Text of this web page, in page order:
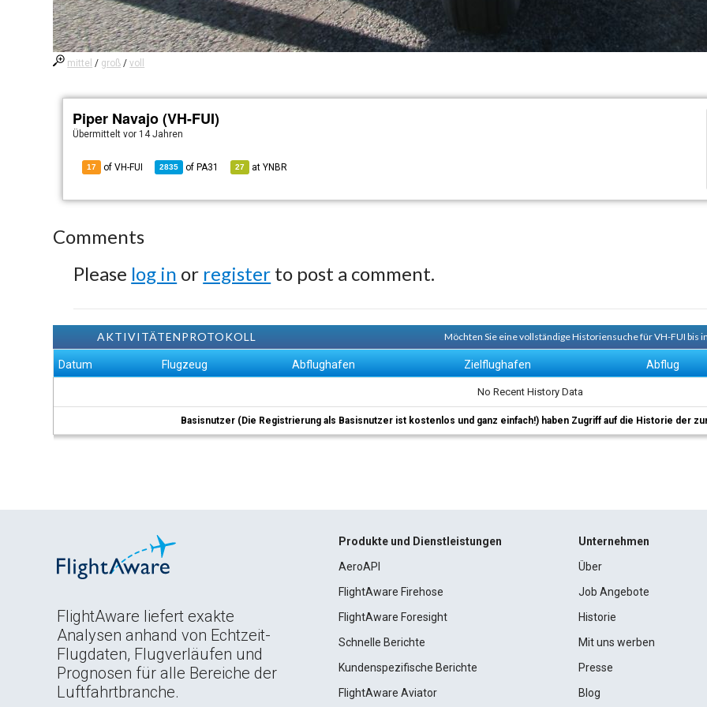
mittel / groß /voll
Piper Navajo (VH-FUI)
Übermitteltvor 14 Jahren
17 of VH-FUI 2835 of PA31 27 atYNBR
Comments
Please log in or register to post a comment.
AKTIVITÄTENPROTOKOLL Möchten Sie eine vollständige Historiensuche für VH-FUI bis
Datum Flugzeug Abflughafen Zielflughafen Abflug
No Recent History Data
Basisnutzer (Die Registrierung als Basisnutzer ist kostenlos und ganz einfach!) haben Zugriff auf die Historie der
FlightAware liefert exakte
Analysen anhand von Echtzeit-
Flugdaten, Flugverläufen und
Prognosen für alle Bereiche der
Luftfahrtbranche.
Produkte und Dienstleistungen
AeroAPI
FlightAware Firehose
FlightAware Foresight
Schnelle Berichte
Kundenspezifische Berichte
FlightAware Aviator
Unternehmen
Über
Job Angebote
Historie
Mit uns werben
Presse
Blog